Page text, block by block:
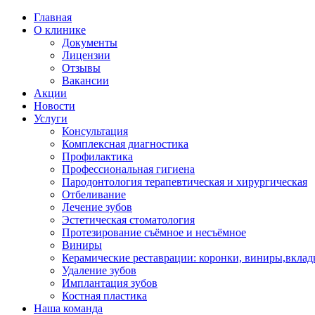
Главная
О клинике
Документы
Лицензии
Отзывы
Вакансии
Акции
Новости
Услуги
Консультация
Комплексная диагностика
Профилактика
Профессиональная гигиена
Пародонтология терапевтическая и хирургическая
Отбеливание
Лечение зубов
Эстетическая стоматология
Протезирование съёмное и несъёмное
Виниры
Керамические реставрации: коронки,
Удаление зубов
Имплантация зубов
Костная пластика
Наша команда